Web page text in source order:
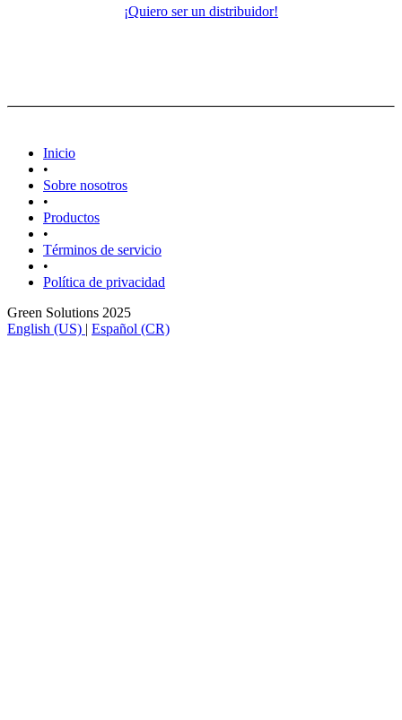
¡Quiero ser un distribuidor!
Inicio
•
Sobre nosotros
•
Productos
•
Términos de servicio
•
Política de privacidad
Green Solutions 2025
English (US) | Español (CR)